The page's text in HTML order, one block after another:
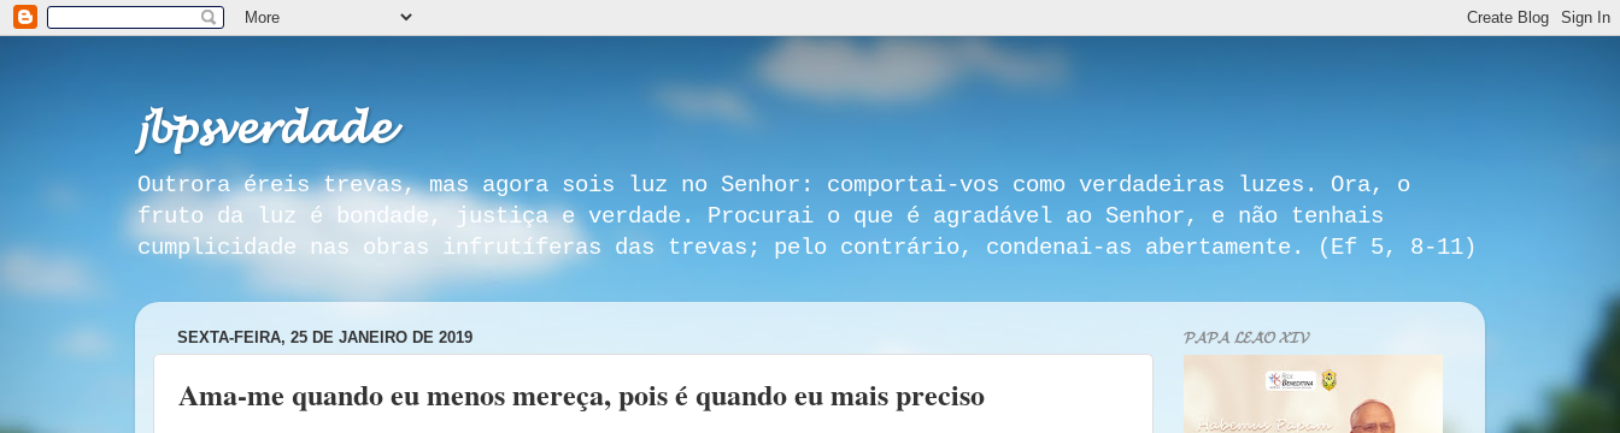
𝓳𝓫𝓹𝓼𝓿𝓮𝓻𝓭𝓪𝓭𝓮
Outrora éreis trevas, mas agora sois luz no Senhor: comportai-vos como verdadeiras luzes. Ora, o
fruto da luz é bondade, justiça e verdade. Procurai o que é agradável ao Senhor, e não tenhais
cumplicidade nas obras infrutíferas das trevas; pelo contrário, condenai-as abertamente. (Ef 5, 8-11)
SEXTA-FEIRA, 25 DE JANEIRO DE 2019
Ama-me quando eu menos mereça, pois é quando eu mais preciso
𝓟𝓐𝓟𝓐 𝓛𝓔𝓐̃𝓞 𝓧𝓘𝓥